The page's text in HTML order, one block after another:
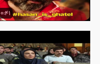
0:41